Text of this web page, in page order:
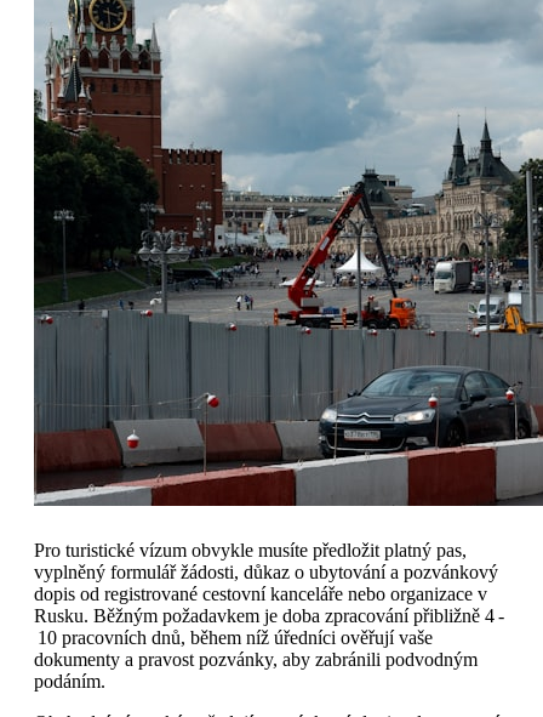
Pro turistické vízum obvykle musíte předložit platný pas,
vyplněný formulář žádosti, důkaz o ubytování a pozvánkový
dopis od registrované cestovní kanceláře nebo organizace v
Rusku. Běžným požadavkem je doba zpracování přibližně 4 -
10 pracovních dnů, během níž úředníci ověřují vaše
dokumenty a pravost pozvánky, aby zabránili podvodným
podáním.